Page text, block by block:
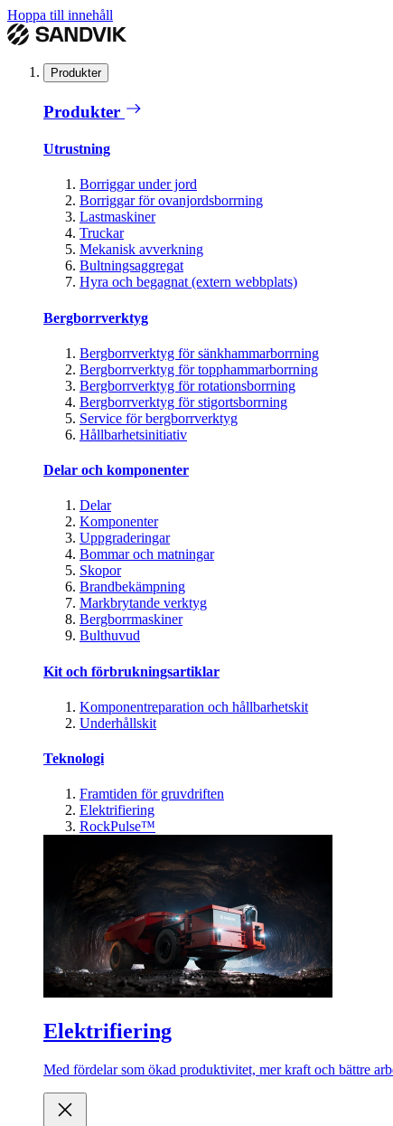
Hoppa till innehåll
Produkter
Produkter
Utrustning
Borriggar under jord
Borriggar för ovanjordsborrning
Lastmaskiner
Truckar
Mekanisk avverkning
Bultningsaggregat
Hyra och begagnat (extern webbplats)
Bergborrverktyg
Bergborrverktyg för sänkhammarborrning
Bergborrverktyg för topphammarborrning
Bergborrverktyg för rotationsborrning
Bergborrverktyg för stigortsborrning
Service för bergborrverktyg
Hållbarhetsinitiativ
Delar och komponenter
Delar
Komponenter
Uppgraderingar
Bommar och matningar
Skopor
Brandbekämpning
Markbrytande verktyg
Bergborrmaskiner
Bulthuvud
Kit och förbrukningsartiklar
Komponentreparation och hållbarhetskit
Underhållskit
Teknologi
Framtiden för gruvdriften
Elektrifiering
RockPulse™
Elektrifiering
Med fördelar som ökad produktivitet, mer kraft och bättre